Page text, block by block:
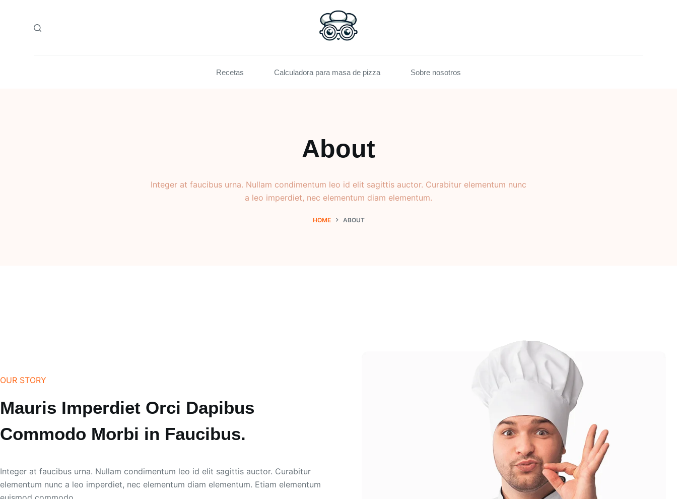
Recetas Calculadora para masa de pizza Sobre nosotros
About
Integer at faucibus urna. Nullam condimentum leo id elit sagittis auctor. Curabitur elementum nunc
a leo imperdiet, nec elementum diam elementum.
HOME ABOUT
OUR STORY
Mauris Imperdiet Orci Dapibus
Commodo Morbi in Faucibus.
Integer at faucibus urna. Nullam condimentum leo id elit sagittis auctor. Curabitur
elementum nunc a leo imperdiet, nec elementum diam elementum. Etiam elementum